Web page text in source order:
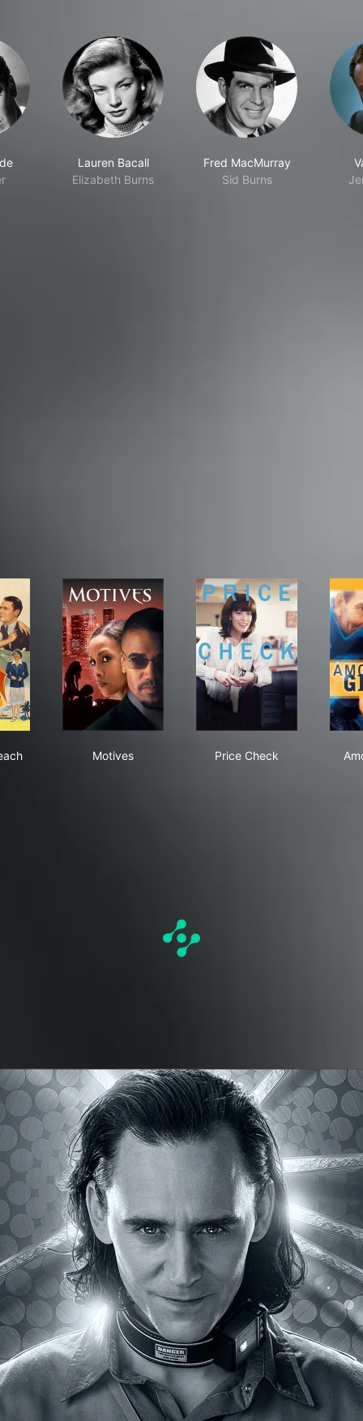
Lauren Bacall
Elizabeth Burns
Fred MacMurray
Sid Burns
Motives
Price Check